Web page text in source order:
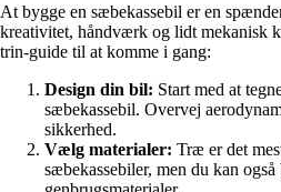
At bygge en sæbekassebil er en
kreativitet, håndværk og lidt mekanisk
trin-guide til at komme i gang:
Design din bil: Start med at
sæbekassebil. Overvej
sikkerhed.
Vælg materialer: Træ er det
sæbekassebiler, men du kan